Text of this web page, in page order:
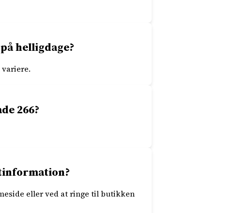
helligdage?
variere.
266?
eller ved at ringe til butikken